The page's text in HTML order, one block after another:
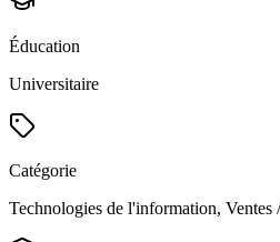
Éducation
Universitaire
Catégorie
Technologies de l'information, Ventes